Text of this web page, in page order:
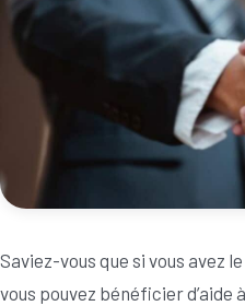
Saviez-vous que si vous avez
vous pouvez bénéficier d’aide